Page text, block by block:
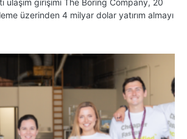
üzerinden 4 milyar dolar yatırım almayı